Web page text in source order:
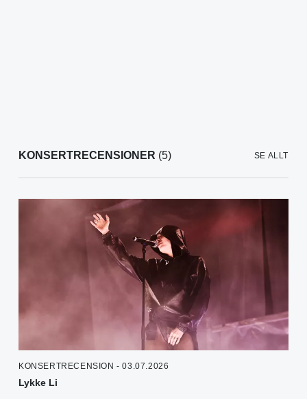
KONSERTRECENSIONER (5) SE ALLT
KONSERTRECENSION - 03.07.2026
Lykke Li